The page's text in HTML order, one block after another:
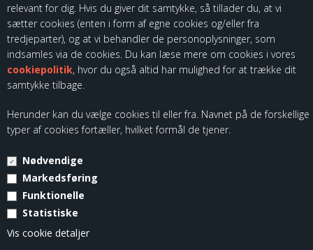
relevant for dig. Hvis du giver dit samtykke, så tillader du, at vi
sætter cookies (enten i form af egne cookies og/eller fra
tredjeparter), og at vi behandler de personoplysninger, som
indsamles via de cookies. Du kan læse mere om cookies i vores
cookiepolitik, hvor du også altid har mulighed for at trække dit
samtykke tilbage.
Herunder kan du vælge cookies til eller fra. Navnet på de forskellige
typer af cookies fortæller, hvilket formål de tjener.
Nødvendige
Markedsføring
Funktionelle
Statistiske
Vis cookie detaljer
Som importør af fødevarekontaktmaterialer, skal vi være registreret
hos Fødevarestyrelsen. Du kan finde vores kontrolrapporter ved at
følge dette link:
© Copyright 2026 - Kloch Group ApS - CVR. 45355799.